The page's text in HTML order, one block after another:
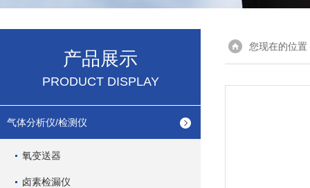
产品展示
PRODUCT DISPLAY
气体分析仪/检测仪
氧变送器
卤素检漏仪
您现在的位置